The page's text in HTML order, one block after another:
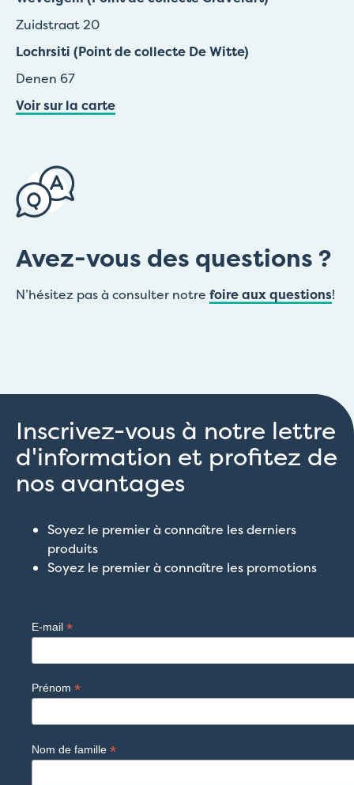
Zuidstraat 20
Lochrsiti (Point de collecte De Witte)
Denen 67
Voir sur la carte
Avez-vous des questions ?
N’hésitez pas à consulter notre foire aux questions!
Inscrivez-vous à notre lettre
d'information et profitez de
nos avantages
Soyez le premier à connaître les derniers
produits
Soyez le premier à connaître les promotions
E-mail *
Prénom *
Nom de famille *